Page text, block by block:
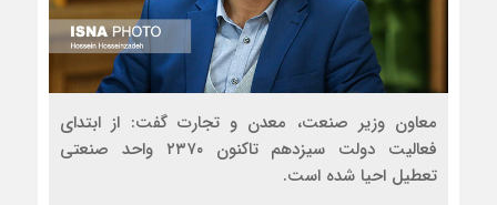
معاون وزیر صنعت، معدن و تجارت گفت: از ابتدای
فعالیت دولت سیزدهم تاکنون ۲۳۷۰ واحد صنعتی
تعطیل احیا شده است.